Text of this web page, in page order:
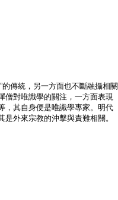
傳統，另一方面也不斷融攝相關
僧對唯識學的關注，一方面表現
，其自身便是唯識學專家。明代
外來宗教的沖擊與責難相關。